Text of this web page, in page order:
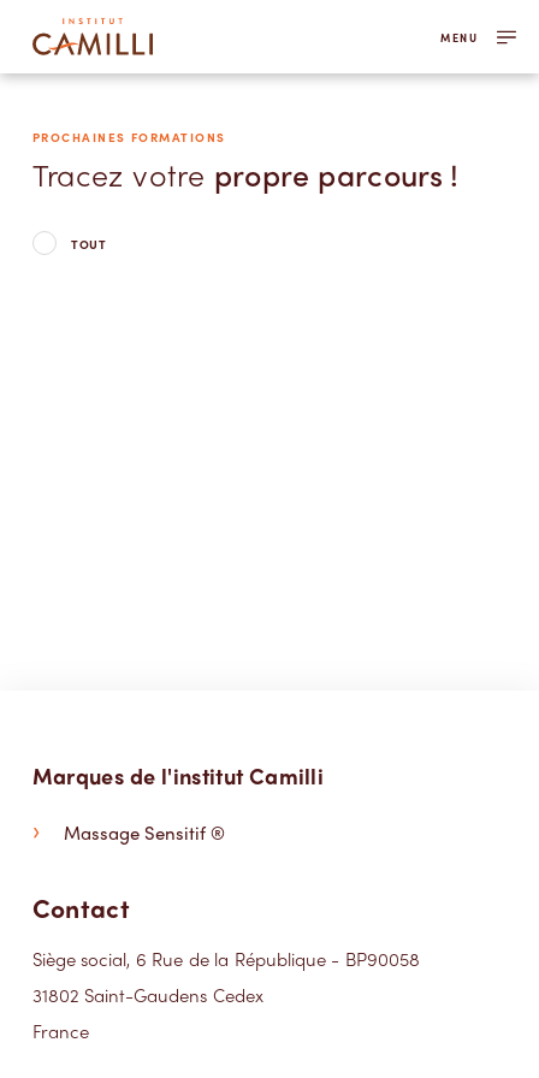
MENU
PROCHAINES FORMATIONS
Tracez votre propre parcours !
TOUT
Marques de l'institut Camilli
Massage Sensitif ®
Contact
Siège social, 6 Rue de la République - BP90058
31802 Saint-Gaudens Cedex
France